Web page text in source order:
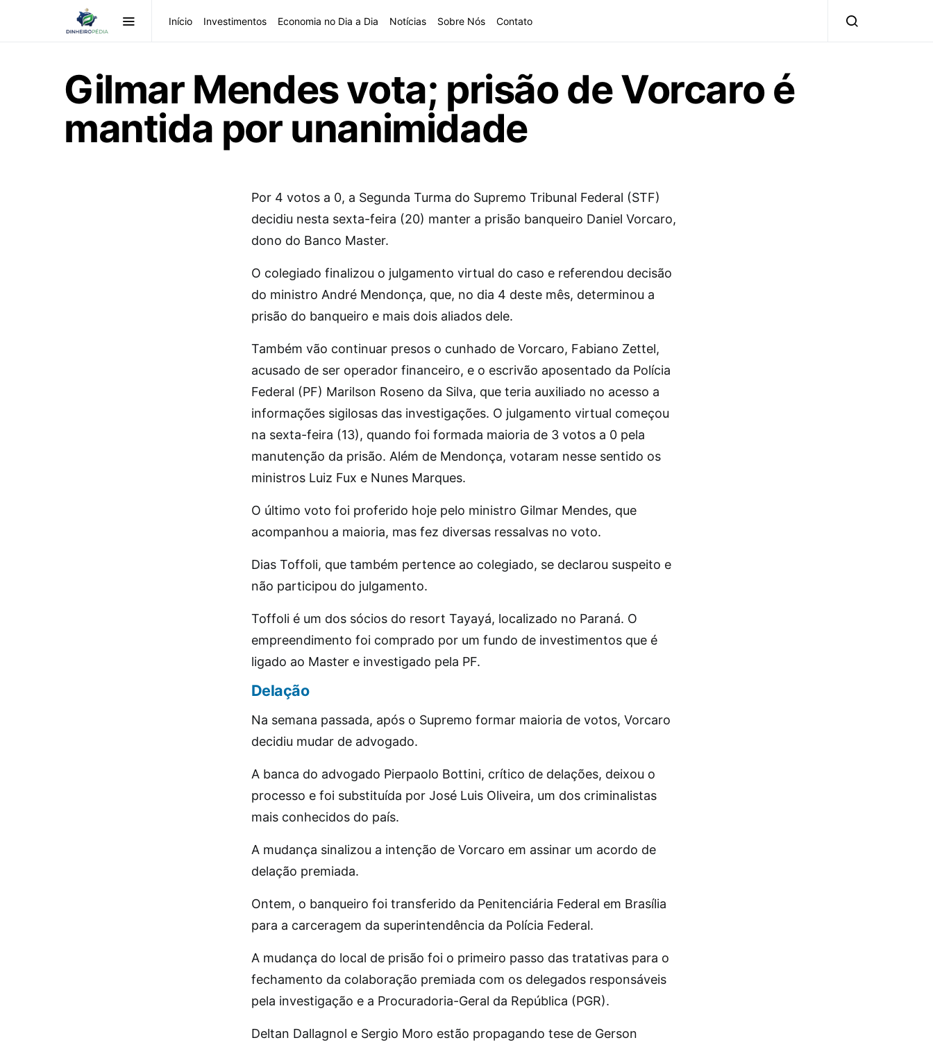
Início Investimentos Economia no Dia a Dia Notícias Sobre Nós Contato
Gilmar Mendes vota; prisão de Vorcaro é
mantida por unanimidade
Por 4 votos a 0, a Segunda Turma do Supremo Tribunal Federal (STF)
decidiu nesta sexta-feira (20) manter a prisão banqueiro Daniel Vorcaro,
dono do Banco Master.
O colegiado finalizou o julgamento virtual do caso e referendou decisão
do ministro André Mendonça, que, no dia 4 deste mês, determinou a
prisão do banqueiro e mais dois aliados dele.
Também vão continuar presos o cunhado de Vorcaro, Fabiano Zettel,
acusado de ser operador financeiro, e o escrivão aposentado da Polícia
Federal (PF) Marilson Roseno da Silva, que teria auxiliado no acesso a
informações sigilosas das investigações. O julgamento virtual começou
na sexta-feira (13), quando foi formada maioria de 3 votos a 0 pela
manutenção da prisão. Além de Mendonça, votaram nesse sentido os
ministros Luiz Fux e Nunes Marques.
O último voto foi proferido hoje pelo ministro Gilmar Mendes, que
acompanhou a maioria, mas fez diversas ressalvas no voto.
Dias Toffoli, que também pertence ao colegiado, se declarou suspeito e
não participou do julgamento.
Toffoli é um dos sócios do resort Tayayá, localizado no Paraná. O
empreendimento foi comprado por um fundo de investimentos que é
ligado ao Master e investigado pela PF.
Delação
Na semana passada, após o Supremo formar maioria de votos, Vorcaro
decidiu mudar de advogado.
A banca do advogado Pierpaolo Bottini, crítico de delações, deixou o
processo e foi substituída por José Luis Oliveira, um dos criminalistas
mais conhecidos do país.
A mudança sinalizou a intenção de Vorcaro em assinar um acordo de
delação premiada.
Ontem, o banqueiro foi transferido da Penitenciária Federal em Brasília
para a carceragem da superintendência da Polícia Federal.
A mudança do local de prisão foi o primeiro passo das tratativas para o
fechamento da colaboração premiada com os delegados responsáveis
pela investigação e a Procuradoria-Geral da República (PGR).
Deltan Dallagnol e Sergio Moro estão propagando tese de Gerson